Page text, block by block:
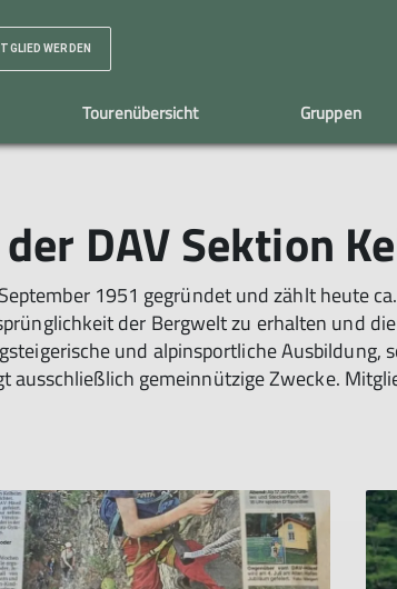
WERDEN
Tourenübersicht Gruppen
DAV Sektion
1951 gegründet und zählt heute
der Bergwelt zu erhalten und
und alpinsportliche
gemeinnützige Zwecke.